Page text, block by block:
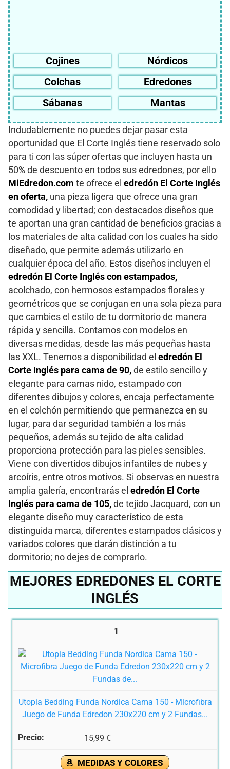
Cojines
Nórdicos
Colchas
Edredones
Sábanas
Mantas
Indudablemente no puedes dejar pasar esta
oportunidad que El Corte Inglés tiene reservado solo
para ti con las súper ofertas que incluyen hasta un
50% de descuento en todos sus edredones, por ello
MiEdredon.com te ofrece el edredón El Corte Inglés
en oferta, una pieza ligera que ofrece una gran
comodidad y libertad; con destacados diseños que
te aportan una gran cantidad de beneficios gracias a
los materiales de alta calidad con los cuales ha sido
diseñado, que permite además utilizarlo en
cualquier época del año. Estos diseños incluyen el
edredón El Corte Inglés con estampados,
acolchado, con hermosos estampados florales y
geométricos que se conjugan en una sola pieza para
que cambies el estilo de tu dormitorio de manera
rápida y sencilla. Contamos con modelos en
diversas medidas, desde las más pequeñas hasta
las XXL. Tenemos a disponibilidad el edredón El
Corte Inglés para cama de 90, de estilo sencillo y
elegante para camas nido, estampado con
diferentes dibujos y colores, encaja perfectamente
en el colchón permitiendo que permanezca en su
lugar, para dar seguridad también a los más
pequeños, además su tejido de alta calidad
proporciona protección para las pieles sensibles.
Viene con divertidos dibujos infantiles de nubes y
arcoíris, entre otros motivos. Si observas en nuestra
amplia galería, encontrarás el edredón El Corte
Inglés para cama de 105, de tejido Jacquard, con un
elegante diseño muy característico de esta
distinguida marca, diferentes estampados clásicos y
variados colores que darán distinción a tu
dormitorio; no dejes de comprarlo.
MEJORES EDREDONES EL CORTE
INGLÉS
1
Utopia Bedding Funda Nordica Cama 150 - Microfibra
Juego de Funda Edredon 230x220 cm y 2 Fundas...
15,99 €
MEDIDAS Y COLORES